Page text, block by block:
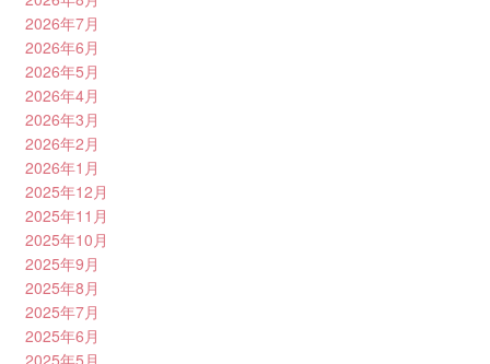
2026年7月
2026年6月
2026年5月
2026年4月
2026年3月
2026年2月
2026年1月
2025年12月
2025年11月
2025年10月
2025年9月
2025年8月
2025年7月
2025年6月
2025年5月